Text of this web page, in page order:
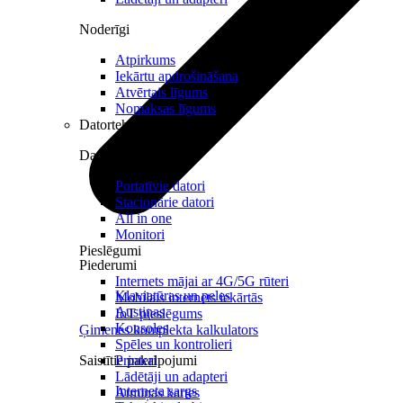
Pieslēgumi
Internets mājai ar 4G/5G rūteri
Mobilais internets iekārtās
IoT pieslēgums
Ģimenes komplekta kalkulators
Saistītie pakalpojumi
Interneta sargs
Noderīgi
Atpirkums
Iekārtu apdrošināšana
Atvērtais līgums
Nomaksas līgums
Datortehnika
Datori un Monitori
Portatīvie datori
Stacionārie datori
All in one
Monitori
Piederumi
Klaviatūras un peles
Austiņas
Konsoles
Spēles un kontrolieri
Printeri
Lādētāji un adapteri
Atmiņas kartes